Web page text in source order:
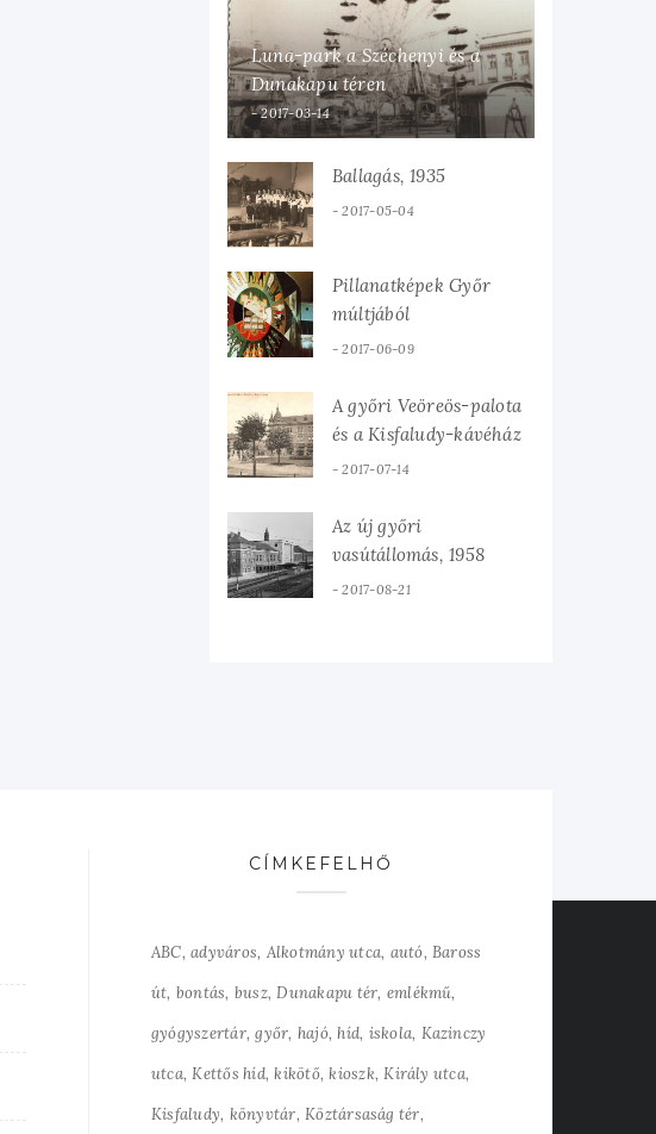
Luna-park a Széchenyi és a
Dunakapu téren
2017-03-14
Ballagás, 1935
2017-05-04
Pillanatképek Győr
múltjából
2017-06-09
A győri Veöreös-palota
és a Kisfaludy-kávéház
2017-07-14
Az új győri
vasútállomás, 1958
2017-08-21
CÍMKEFELHŐ
ABC adyváros Alkotmány utca autó Baross
út bontás busz Dunakapu tér emlékmű
gyógyszertár győr hajó híd iskola Kazinczy
utca Kettős híd kikötő kioszk Király utca
Kisfaludy könyvtár Köztársaság tér